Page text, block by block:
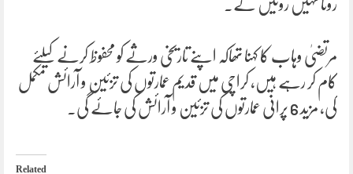
رونا نہیں روئیں گے۔
مرتضیٰ وہاب کا کہنا تھاکہ اپنے تاریخی ورثے کو محفوظ کرنے کیلئے
کام کر رہے ہیں، کراچی میں قدیم عمارتوں کی تزئین و آرائش مکمل
کی، مزید 6 پرانی عمارتوں کی تزئین و آرائش کی جائے گی۔
Related